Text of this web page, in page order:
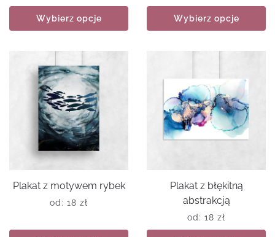
Wybierz opcje Wybierz opcje
Plakat z motywem rybek
od: 18 zł
Plakat z błękitną
abstrakcją
od: 18 zł